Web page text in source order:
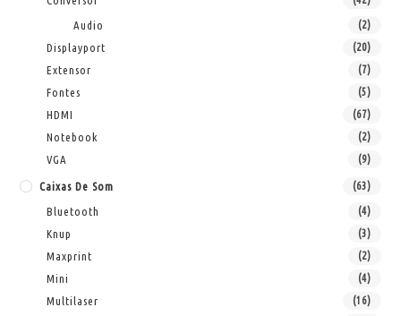
Audio (2)
Displayport (20)
Extensor (7)
Fontes (5)
HDMI (67)
Notebook (2)
VGA (9)
Caixas De Som (63)
Bluetooth (4)
Knup (3)
Maxprint (2)
Mini (4)
Multilaser (16)